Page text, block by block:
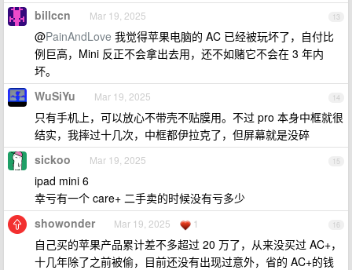
13
billccn Mar 19, 2025
@PainAndLove 我觉得苹果电脑的 AC 已经被玩坏了，自付比
例巨高，Mini 反正不会拿出去用，还不如赌它不会在 3 年内
坏。
14
WuSiYu Mar 19, 2025
只有手机上，可以放心不带壳不贴膜用。不过 pro 本身中框就很
结实，我摔过十几次，中框都伊拉克了，但屏幕就是没碎
15
sickoo Mar 19, 2025
ipad mini 6
幸亏有一个 care+ 二手卖的时候没有亏多少
16
showonder Mar 19, 2025 1
自己买的苹果产品累计差不多超过 20 万了，从来没买过 AC+，
十几年除了之前被偷，目前还没有出现过意外，省的 AC+的钱